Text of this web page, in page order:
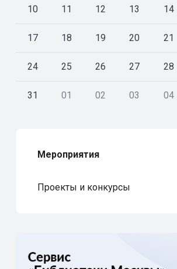
10 11 12 13 14
17 18 19 20 21
24 25 26 27 28
31 01 02 03 04
Мероприятия
Проекты и конкурсы